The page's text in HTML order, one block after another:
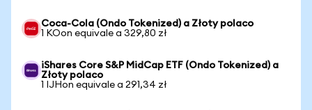
Coca-Cola (Ondo Tokenized) a Złoty polaco
1 KOon equivale a 329,80 zł
iShares Core S&P MidCap ETF (Ondo Tokenized) a
Złoty polaco
1 IJHon equivale a 291,34 zł